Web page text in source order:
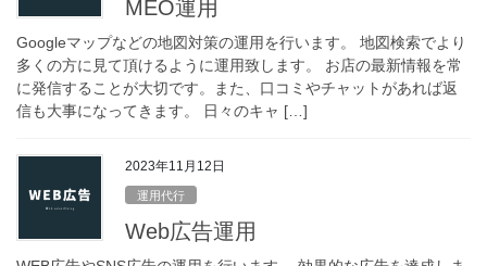
MEO運用
Googleマップなどの地図対策の運用を行います。 地図検索でより
多くの方に見て頂けるように運用致します。 お店の最新情報を常
に発信することが大切です。また、口コミやチャットがあれば返
信も大事になってきます。 日々のキャ […]
2023年11月12日
運用代行
Web広告運用